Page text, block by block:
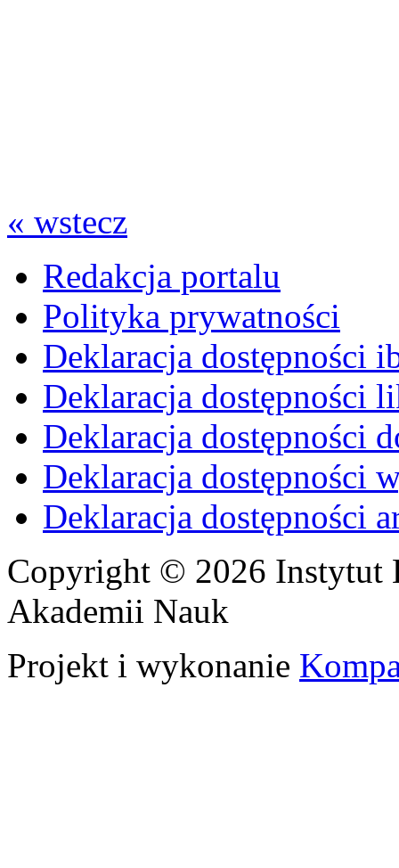
« wstecz
Redakcja portalu
Polityka prywatności
Deklaracja dostępności
Deklaracja dostępności
Deklaracja dostępności
Deklaracja dostępności
Deklaracja dostępności
Copyright © 2026 Instytut
Akademii Nauk
Projekt i wykonanie